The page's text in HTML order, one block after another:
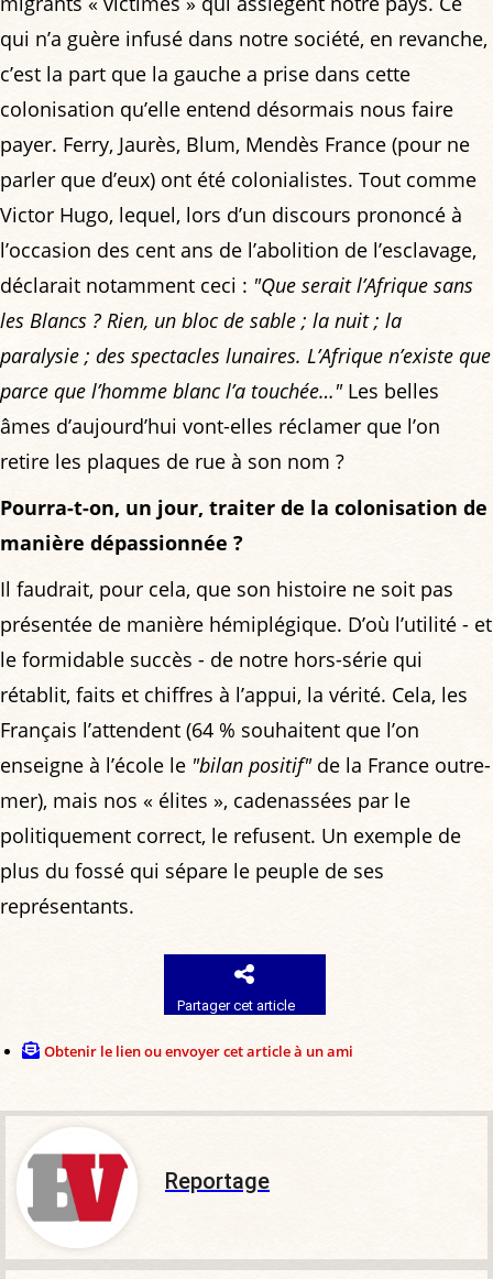
qui n’a guère infusé dans notre société, en revanche,
c’est la part que la gauche a prise dans cette
colonisation qu’elle entend désormais nous faire
payer. Ferry, Jaurès, Blum, Mendès France (pour ne
parler que d’eux) ont été colonialistes. Tout comme
Victor Hugo, lequel, lors d’un discours prononcé à
l’occasion des cent ans de l’abolition de l’esclavage,
déclarait notamment ceci : "Que serait l’Afrique sans
les Blancs ? Rien, un bloc de sable ; la nuit ; la
paralysie ; des spectacles lunaires. L’Afrique n’existe que
parce que l’homme blanc l’a touchée…"Les belles
âmes d’aujourd’hui vont-elles réclamer que l’on
retire les plaques de rue à son nom ?
Pourra-t-on, un jour, traiter de la colonisation de
manière dépassionnée ?
Il faudrait, pour cela, que son histoire ne soit pas
présentée de manière hémiplégique. D’où l’utilité - et
le formidable succès - de notre hors-série qui
rétablit, faits et chiffres à l’appui, la vérité. Cela, les
Français l’attendent (64 % souhaitent que l’on
enseigne à l’école le "bilan positif"de la France outre-
mer), mais nos « élites », cadenassées par le
politiquement correct, le refusent. Un exemple de
plus du fossé qui sépare le peuple de ses
représentants.
Partager cet article
Obtenir le lien ou envoyer cet article à un ami
Reportage